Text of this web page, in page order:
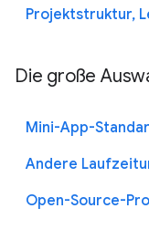
Projektstruktur,
Die große
Mini-App-
Andere
Open-Source-